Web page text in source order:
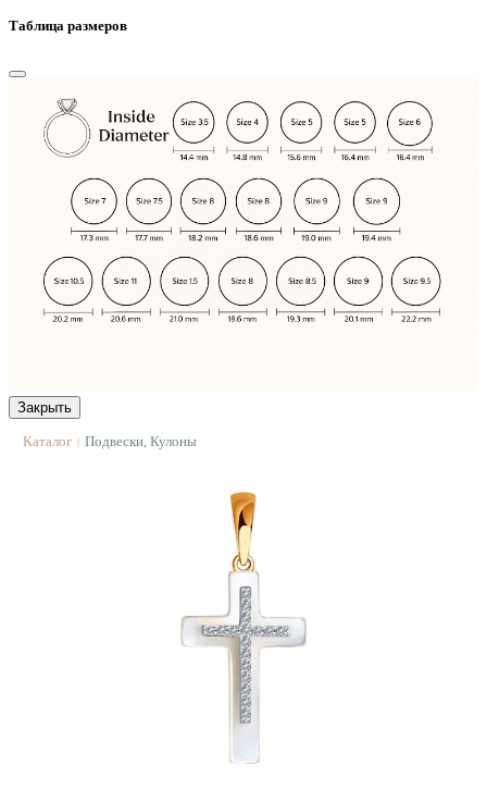
Таблица размеров
Закрыть
Каталог | Подвески, Кулоны